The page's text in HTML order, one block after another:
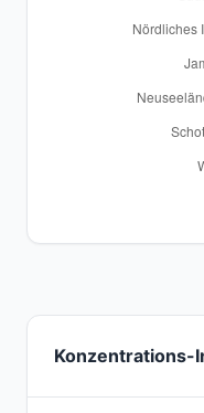
Konzentrations-